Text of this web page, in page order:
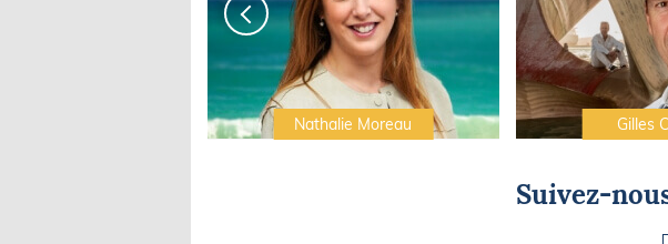
Nathalie Moreau Gilles
Suivez-